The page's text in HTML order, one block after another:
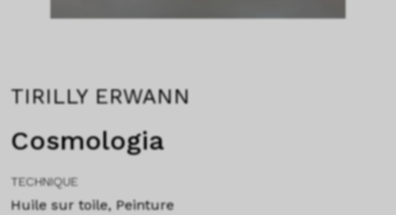
TIRILLY ERWANN
Cosmologia
TECHNIQUE
Huile sur toile, Peinture